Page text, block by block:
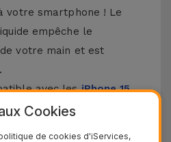
votre smartphone ! Le
empêche le
votre main et est
avec lesiPhone 15,
ainsi qu'avec le modèle le
Cookies
de cookies d'iServices,